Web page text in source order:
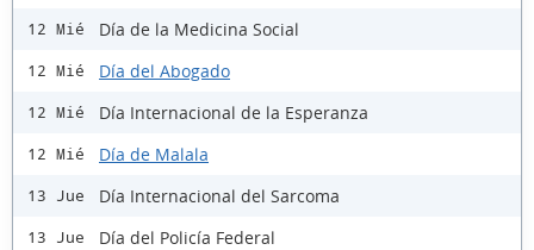
12 Mié Día de la Medicina Social
12 Mié Día del Abogado
12 Mié Día Internacional de la Esperanza
12 Mié Día de Malala
13 Jue Día Internacional del Sarcoma
13 Jue Día del Policía Federal